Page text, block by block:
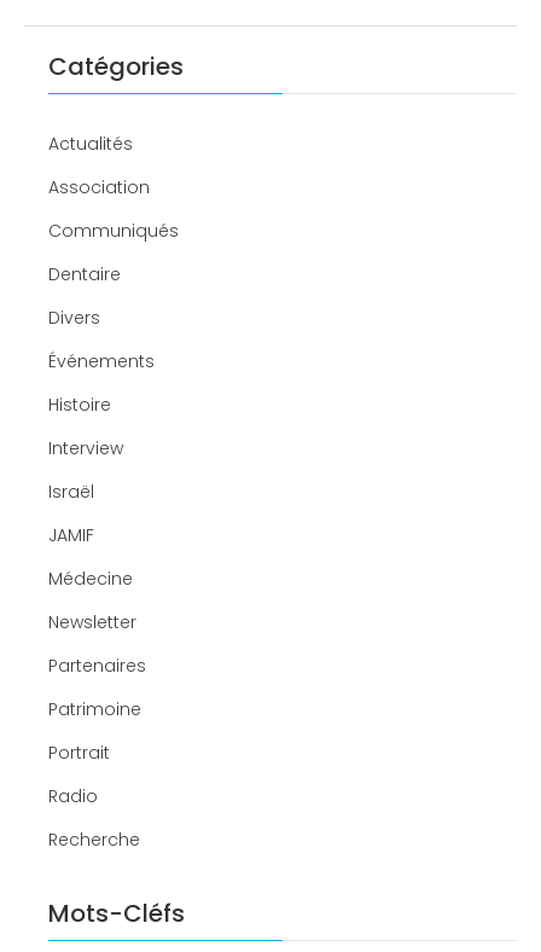
Catégories
Actualités
Association
Communiqués
Dentaire
Divers
Événements
Histoire
Interview
Israël
JAMIF
Médecine
Newsletter
Partenaires
Patrimoine
Portrait
Radio
Recherche
Mots-Cléfs